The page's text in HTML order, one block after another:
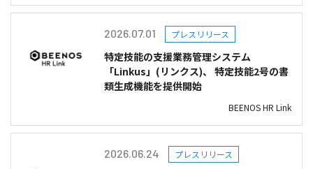
2026.07.01 プレスリリース
特定技能の支援業務管理システム
「Linkus」(リンクス)、 特定技能2号の書
類生成機能を提供開始
BEENOS HR Link
2026.06.24 プレスリリース